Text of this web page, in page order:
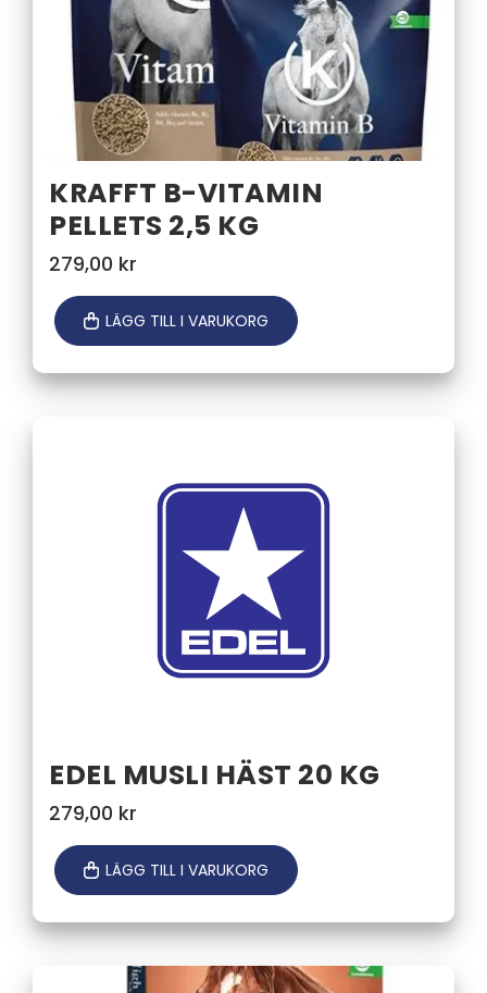
KRAFFT B-VITAMIN
PELLETS 2,5 KG
279,00 kr
LÄGG TILL I VARUKORG
EDEL MUSLI HÄST 20 KG
279,00 kr
LÄGG TILL I VARUKORG